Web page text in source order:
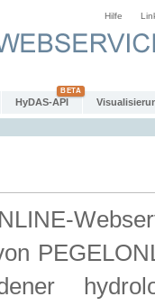
Hilfe
HyDAS-API